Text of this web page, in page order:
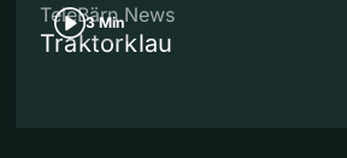
3 Min
TeleBärn News
Traktorklau